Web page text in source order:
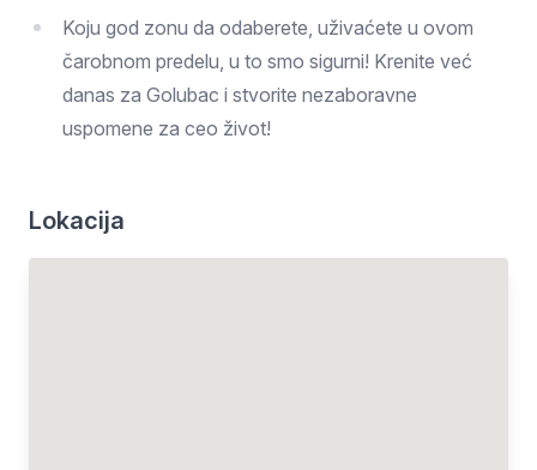
Koju god zonu da odaberete, uživaćete u ovom
čarobnom predelu, u to smo sigurni! Krenite već
danas za Golubac i stvorite nezaboravne
uspomene za ceo život!
Lokacija